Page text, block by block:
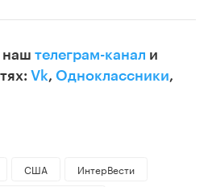
наш телеграм-канал и
Vk, Одноклассники,
США
ИнтерВести